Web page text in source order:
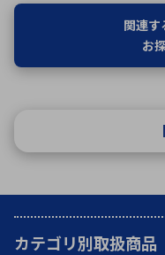
関連す
お
カテゴリ別取扱商品